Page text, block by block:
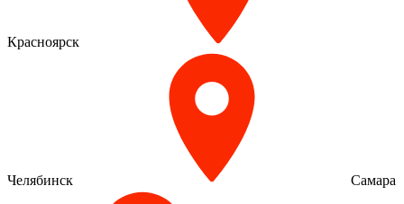
Красноярск
Челябинск Самара